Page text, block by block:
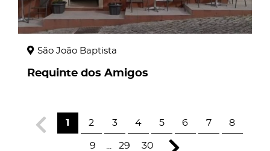
São João Baptista
Requinte dos Amigos
1 2 3 4 5 6 7 8
9 29 30